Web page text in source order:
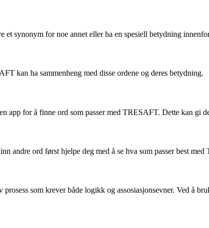
synonym for noe annet eller ha en spesiell betydning
kan ha sammenheng med disse ordene og deres betydning.
app for å finne ord som passer med TRESAFT. Dette kan gi
andre ord først hjelpe deg med å se hva som passer best med
som krever både logikk og assosiasjonsevner. Ved å